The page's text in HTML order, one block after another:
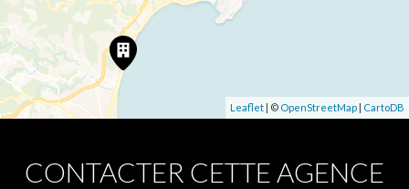
Leaflet | © OpenStreetMap | CartoDB
CONTACTER CETTE AGENCE